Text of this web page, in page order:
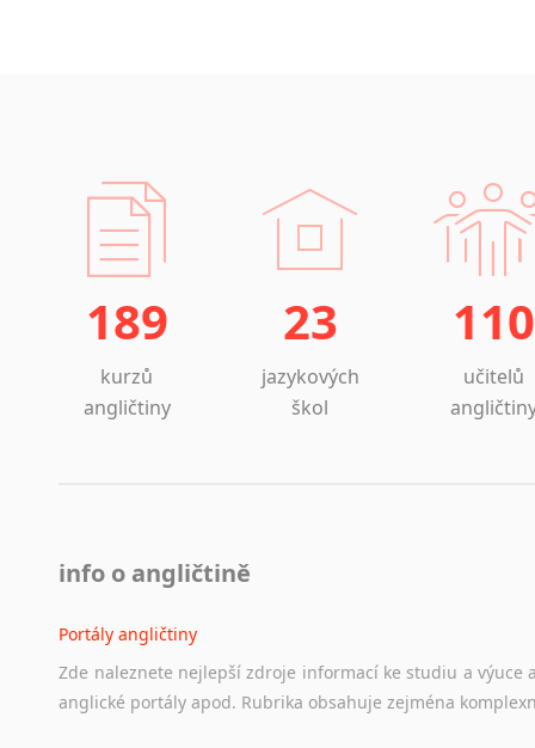
189
kurzů
angličtiny
23
jazykových
škol
110
učitelů
info o angličtině
Portály angličtiny
Zde naleznete nejlepší zdroje informací ke studiu a výuce
anglické portály apod. Rubrika obsahuje zejména